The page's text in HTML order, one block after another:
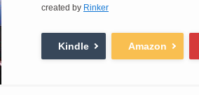
created by Rinker
Kindle Amazon